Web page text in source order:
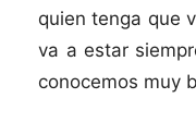
quien tenga que
va a estar
conocemos muy